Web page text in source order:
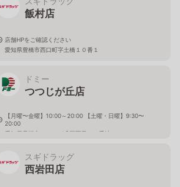
飯村店
店舗HPをご確認ください
愛知県豊橋市西口町字土橋１０番１
ドミー
つつじが丘店
【月曜〜金曜】10:00～20:00 【土曜・日曜】9:30〜
20:00
愛知県豊橋市つつじが丘三丁目４５番地５
スギドラッグ
西岩田店